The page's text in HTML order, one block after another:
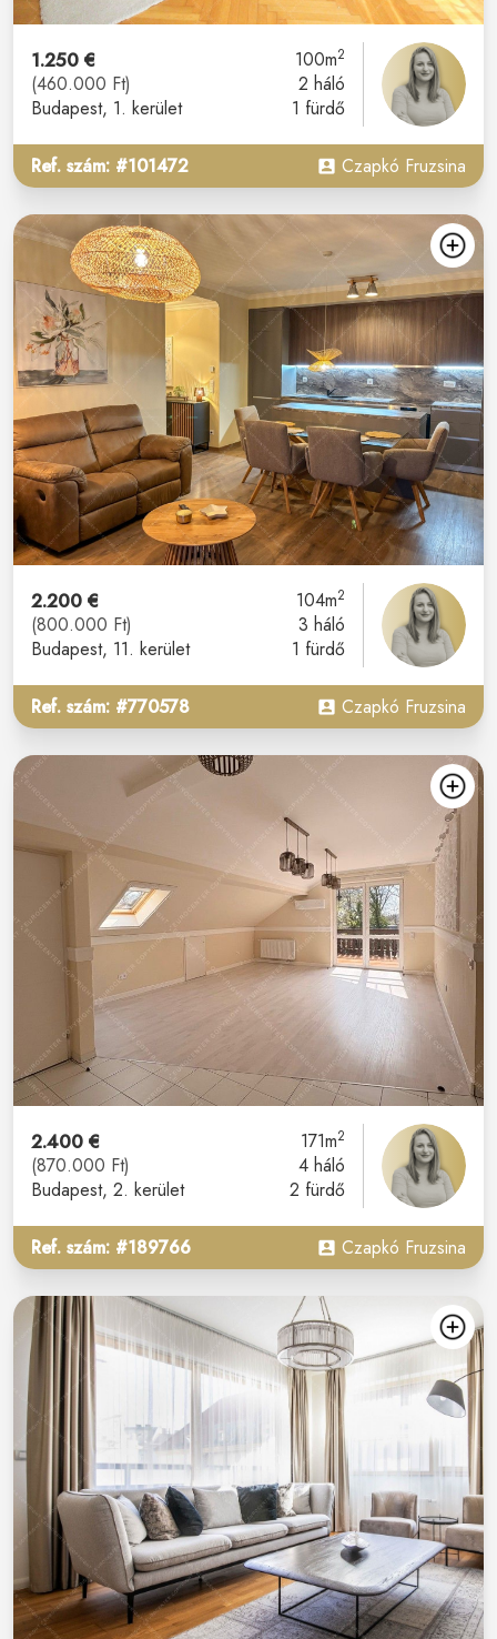
1.250 €
(460.000 Ft)
Budapest, 1. kerület
100m2
2 háló
1 fürdő
Ref. szám: #101472 Czapkó Fruzsina
2.200 €
(800.000 Ft)
Budapest, 11. kerület
104m2
3 háló
1 fürdő
Ref. szám: #770578 Czapkó Fruzsina
2.400 €
(870.000 Ft)
Budapest, 2. kerület
171m2
4 háló
2 fürdő
Ref. szám: #189766 Czapkó Fruzsina